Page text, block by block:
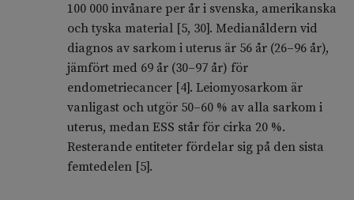
100 000 invånare per år i svenska, amerikanska
och tyska material [5, 30]. Medianåldern vid
diagnos av sarkom i uterus är 56 år (26–96 år),
jämfört med 69 år (30–97 år) för
endometriecancer [4]. Leiomyosarkom är
vanligast och utgör 50–60 % av alla sarkom i
uterus, medan ESS står för cirka 20 %.
Resterande entiteter fördelar sig på den sista
femtedelen [5].